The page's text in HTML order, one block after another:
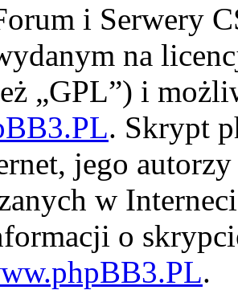
i Serwery
na
„GPL”) i
. Skrypt
jego
w
o
.